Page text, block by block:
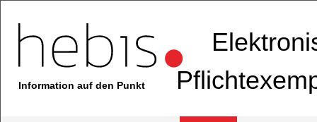
Information auf den Punkt